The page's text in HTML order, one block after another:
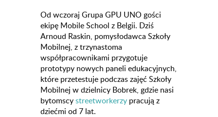
Od wczoraj Grupa GPU UNO gości
ekipę Mobile School z Belgii. Dziś
Arnoud Raskin, pomysłodawca Szkoły
Mobilnej, z trzynastoma
współpracownikami przygotuje
prototypy nowych paneli edukacyjnych,
które przetestuje podczas zajęć Szkoły
Mobilnej w dzielnicy Bobrek, gdzie nasi
bytomscystreetworkerzy pracują z
dziećmi od 7 lat.